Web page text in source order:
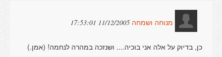
מנוחה ושמחה 11/12/2005 17:53:01
כן, בדיוק על אלה אני בוכיה.... ושנזכה במהרה לנחמה! (אמן.)